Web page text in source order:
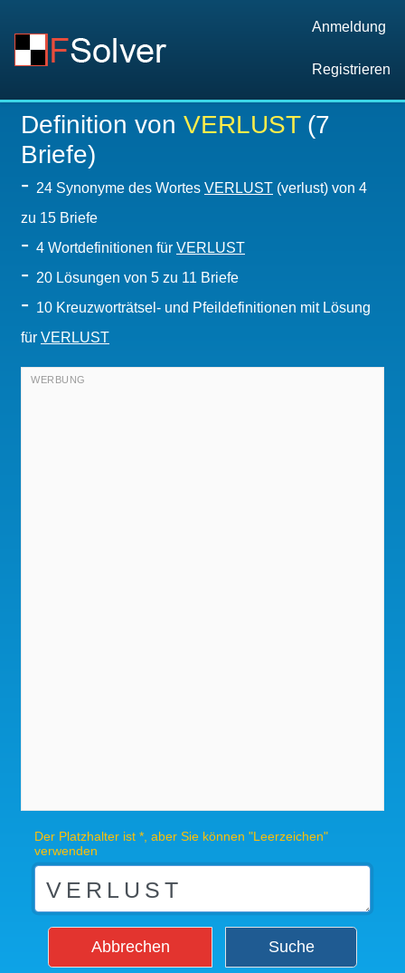
Anmeldung
Registrieren
Definition von VERLUST(7
Briefe)
- 24 Synonyme des Wortes VERLUST (verlust) von 4
zu 15 Briefe
- 4 Wortdefinitionen für VERLUST
- 20 Lösungen von 5 zu 11 Briefe
- 10 Kreuzworträtsel- und Pfeildefinitionen mit Lösung
für VERLUST
Der Platzhalter ist *, aber Sie können "Leerzeichen"
verwenden
Abbrechen Suche